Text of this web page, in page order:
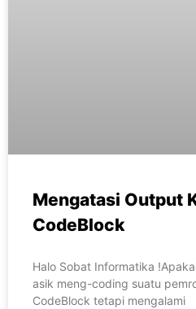
Mengatasi Output
CodeBlock
Halo Sobat Informatika
asik meng-coding suatu
CodeBlock tetapi mengalami